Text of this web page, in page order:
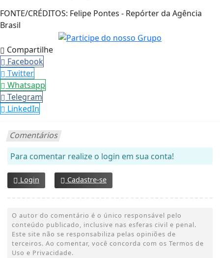
FONTE/CRÉDITOS: Felipe Pontes - Repórter da Agência
Brasil
Compartilhe
Facebook
Twitter
Whatsapp
Telegram
LinkedIn
Comentários
Para comentar realize o login em sua conta!
Login Cadastre-se
O autor do comentário é o único responsável pelo
conteúdo publicado, inclusive nas esferas civil e penal.
Este site não se responsabiliza pelas opiniões de
terceiros. Ao comentar, você concorda com os Termos de
Uso e Privacidade.